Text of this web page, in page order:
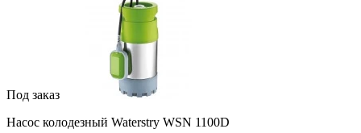
Под заказ
Насос колодезный Waterstry WSN 1100D